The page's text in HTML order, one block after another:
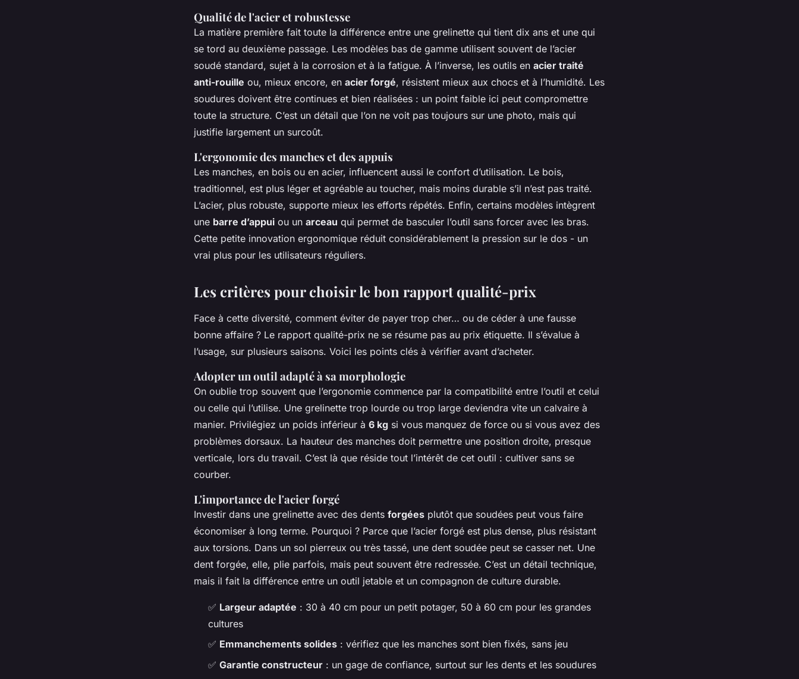
Qualité de l'acier et robustesse
La matière première fait toute la différence entre une grelinette qui tient dix ans et une qui
se tord au deuxième passage. Les modèles bas de gamme utilisent souvent de l’acier
soudé standard, sujet à la corrosion et à la fatigue. À l’inverse, les outils en acier traité
anti-rouille ou, mieux encore, en acier forgé, résistent mieux aux chocs et à l’humidité. Les
soudures doivent être continues et bien réalisées : un point faible ici peut compromettre
toute la structure. C’est un détail que l’on ne voit pas toujours sur une photo, mais qui
justifie largement un surcoût.
L'ergonomie des manches et des appuis
Les manches, en bois ou en acier, influencent aussi le confort d’utilisation. Le bois,
traditionnel, est plus léger et agréable au toucher, mais moins durable s’il n’est pas traité.
L’acier, plus robuste, supporte mieux les efforts répétés. Enfin, certains modèles intègrent
une barre d’appui ou un arceau qui permet de basculer l’outil sans forcer avec les bras.
Cette petite innovation ergonomique réduit considérablement la pression sur le dos - un
vrai plus pour les utilisateurs réguliers.
Les critères pour choisir le bon rapport qualité-prix
Face à cette diversité, comment éviter de payer trop cher… ou de céder à une fausse
bonne affaire ? Le rapport qualité-prix ne se résume pas au prix étiquette. Il s’évalue à
l’usage, sur plusieurs saisons. Voici les points clés à vérifier avant d’acheter.
Adopter un outil adapté à sa morphologie
On oublie trop souvent que l’ergonomie commence par la compatibilité entre l’outil et celui
ou celle qui l’utilise. Une grelinette trop lourde ou trop large deviendra vite un calvaire à
manier. Privilégiez un poids inférieur à 6 kg si vous manquez de force ou si vous avez des
problèmes dorsaux. La hauteur des manches doit permettre une position droite, presque
verticale, lors du travail. C’est là que réside tout l’intérêt de cet outil : cultiver sans se
courber.
L'importance de l'acier forgé
Investir dans une grelinette avec des dents forgées plutôt que soudées peut vous faire
économiser à long terme. Pourquoi ? Parce que l’acier forgé est plus dense, plus résistant
aux torsions. Dans un sol pierreux ou très tassé, une dent soudée peut se casser net. Une
dent forgée, elle, plie parfois, mais peut souvent être redressée. C’est un détail technique,
mais il fait la différence entre un outil jetable et un compagnon de culture durable.
✅ Largeur adaptée : 30 à 40 cm pour un petit potager, 50 à 60 cm pour les grandes
cultures
✅ Emmanchements solides : vérifiez que les manches sont bien fixés, sans jeu
✅ Garantie constructeur : un gage de confiance, surtout sur les dents et les soudures